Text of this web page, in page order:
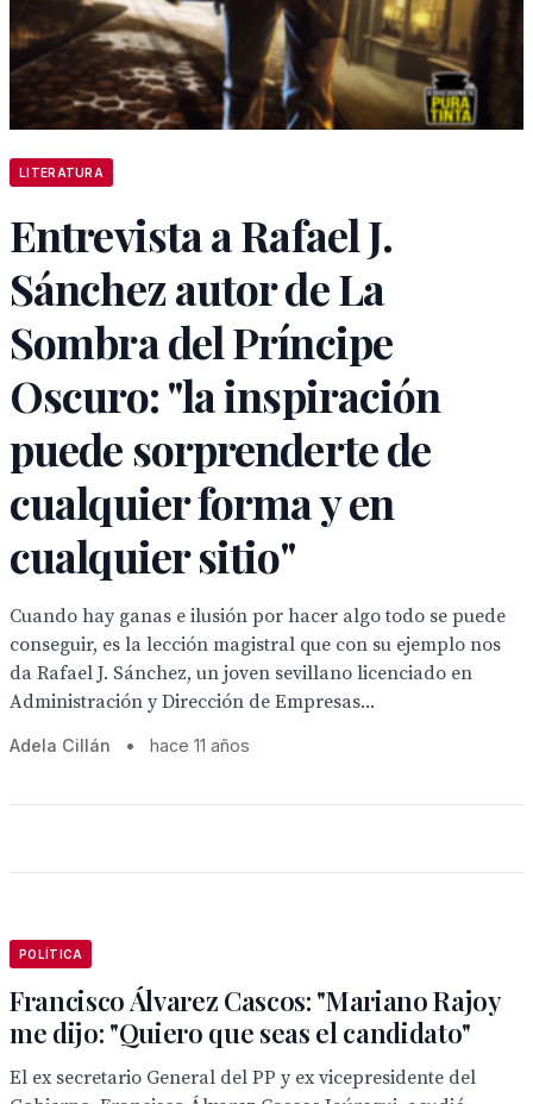
LITERATURA
Entrevista a Rafael J.
Sánchez autor de La
Sombra del Príncipe
Oscuro: "la inspiración
puede sorprenderte de
cualquier forma y en
cualquier sitio"
Cuando hay ganas e ilusión por hacer algo todo se puede
conseguir, es la lección magistral que con su ejemplo nos
da Rafael J. Sánchez, un joven sevillano licenciado en
Administración y Dirección de Empresas...
Adela Cillán • hace 11 años
POLÍTICA
Francisco Álvarez Cascos: "Mariano Rajoy
me dijo: "Quiero que seas el candidato"
El ex secretario General del PP y ex vicepresidente del